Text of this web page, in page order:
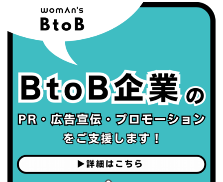
・がん征圧月間
・世界アルツハイマー月間
・健康増進普及月間
・歯ヂカラ探究月間
・職場の健康診断実施強化月間
・世界性の健康デー
2026/09/05(土)
・がん征圧月間
・世界アルツハイマー月間
・健康増進普及月間
・歯ヂカラ探究月間
・職場の健康診断実施強化月間